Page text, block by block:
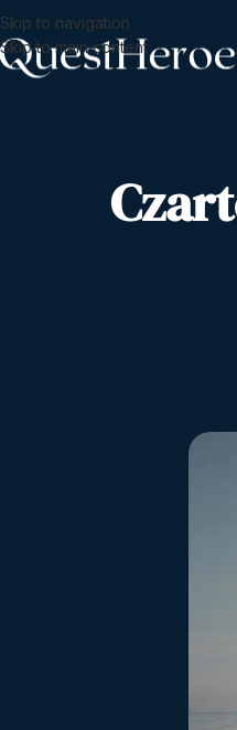
Skip to navigation
Skip to main content